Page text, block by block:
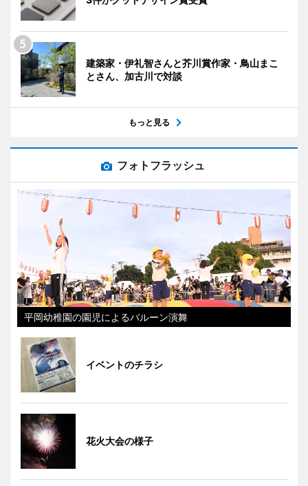
建築家・伊礼智さんと芥川賞作家・鳥山まこ
とさん、加古川で対談
もっと見る
フォトフラッシュ
平岡幼稚園の園児によるバルーン演舞
イベントのチラシ
花火大会の様子